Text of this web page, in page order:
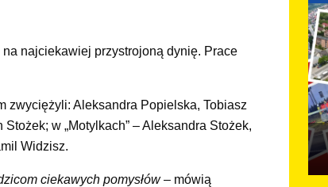
najciekawiej przystrojoną dynię. Prace
zwyciężyli: Aleksandra Popielska, Tobiasz
w „Motylkach” – Aleksandra Stożek,
Widzisz.
ciekawych pomysłów– mówią